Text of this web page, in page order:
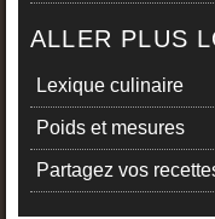
ALLER PLUS
Lexique culinaire
Poids et mesures
Partagez vos